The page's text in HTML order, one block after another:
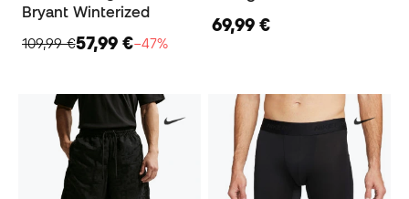
Bryant Winterized
109,99 €57,99 €−47%
69,99 €